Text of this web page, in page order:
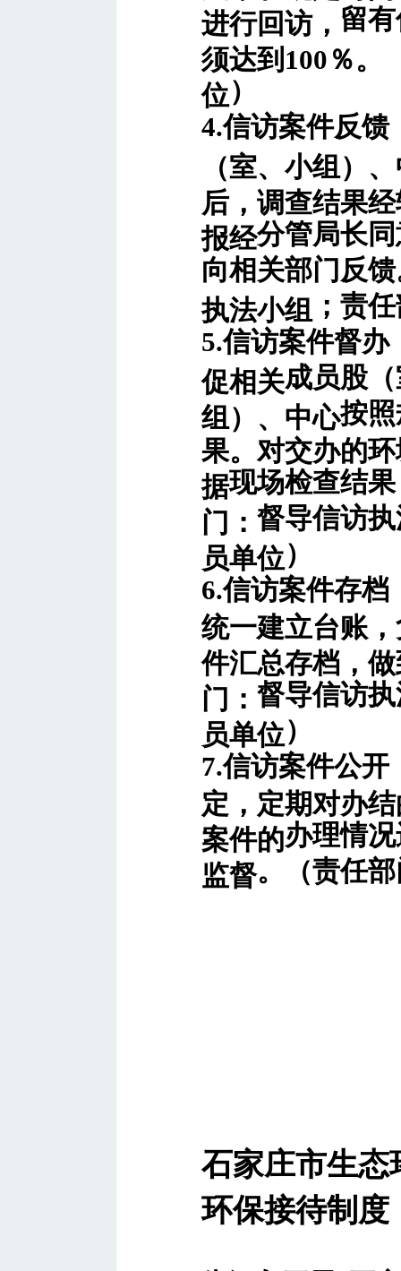
进行回访， 留
须达到100％。
位）
4.信访案件反馈
（室、小组）
后，调查结果
报经分管局长
向相关部门反
执法小组
；责
5.信访案件督
促相关成员股
组）、中心按
果。对交办的
据现场检查结
门： 督导信访
员单位）
6.信访案件存
统一建立台账
件汇总存档，
门： 督导信访
员单位）
7.信访案件公开
定，定期对办
案件的办理情况
监督。 （责任
石家庄市生态
环保接待制度